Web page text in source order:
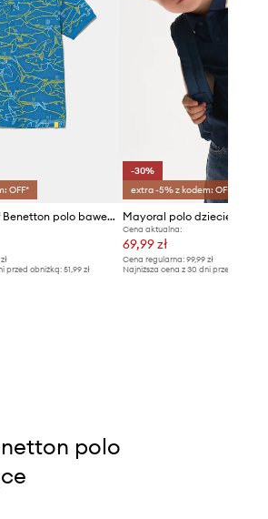
OFF*
United Colors of Benetton polo bawełniane dziecięce
przed obniżką:51,99 zł
-30%
extra -5% z kodem: OFF*
Mayoral polo dziecięce
Cena aktualna:
69,99 zł
Cena regularna: 99,99 zł
Najniższa cena z 30 dni przed obniżką:
polo